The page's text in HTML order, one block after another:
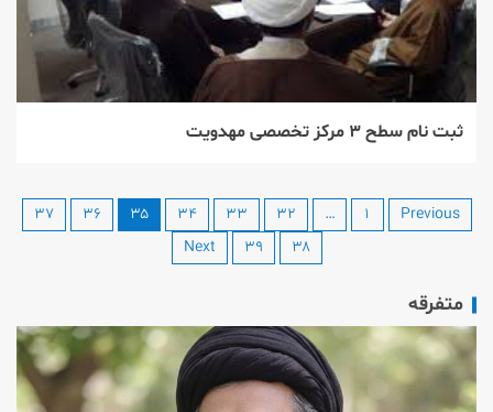
ثبت نام سطح ۳ مركز تخصصی مهدویت
Previous ۱ … ۳۲ ۳۳ ۳۴ ۳۵ ۳۶
۳۷
۳۸
۳۹ Next
متفرقه